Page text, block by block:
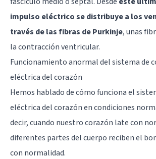
impulso eléctrico se distribuye a los
través de las fibras de Purkinje, unas
la contracción ventricular.
Funcionamiento anormal del sistema de
eléctrica del corazón
Hemos hablado de cómo funciona el
eléctrica del corazón en condiciones
decir, cuando nuestro corazón late con
diferentes partes del cuerpo reciben el
con normalidad.